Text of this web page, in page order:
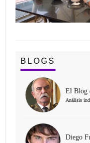
BLOGS
El Blog
Análisis
Diego